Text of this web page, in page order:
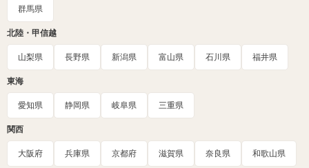
群馬県
北陸・甲信越
山梨県 長野県 新潟県 富山県 石川県 福井県
東海
愛知県 静岡県 岐阜県 三重県
関西
大阪府 兵庫県 京都府 滋賀県 奈良県 和歌山県